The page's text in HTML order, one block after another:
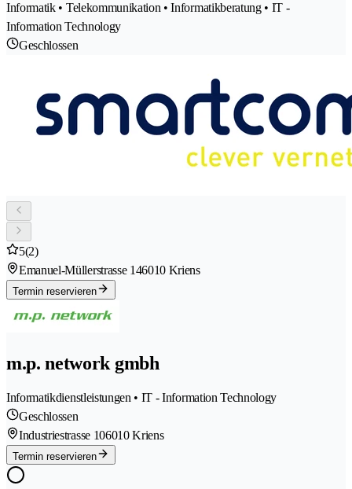
Informatik • Telekommunikation • Informatikberatung • IT -
Information Technology
Geschlossen
5(2)
Emanuel-Müllerstrasse 146010 Kriens
Termin reservieren
m.p. network gmbh
Informatikdienstleistungen • IT - Information Technology
Geschlossen
Industriestrasse 106010 Kriens
Termin reservieren